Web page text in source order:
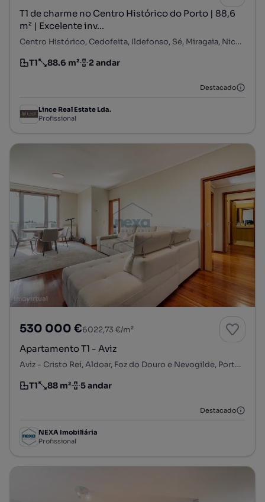
T1 de charme no Centro Histórico do Porto | 88,6
m² | Excelente inv...
Centro Histórico, Cedofeita, Ildefonso, Sé, Miragaia, Nicolau, Vitória, Porto, Porto
Tipologia
T1
Preço por metro quadrado
88.6 m²
Andar 2 andar
Destacado
Lince Real Estate Lda.
Profissional
530 000 €6022,73 €/m²
Apartamento T1 - Aviz
Aviz - Cristo Rei, Aldoar, Foz do Douro e Nevogilde, Porto, Porto
Tipologia
T1
Preço por metro quadrado
88 m²
Andar 5 andar
Destacado
NEXA Imobiliária
Profissional